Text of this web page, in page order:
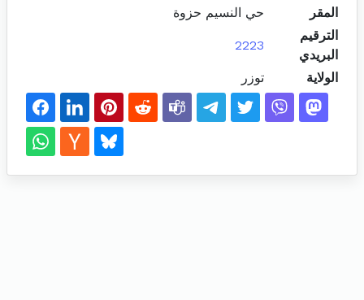
المقر
حي النسيم حزوة
الترقيم
البريدي
2223
الولاية توزر